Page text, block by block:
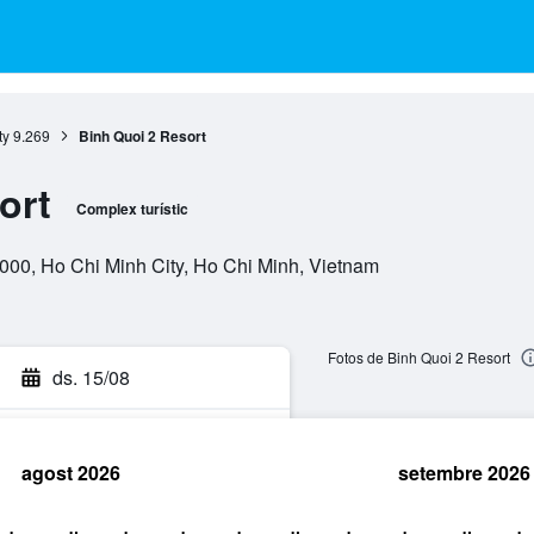
9.269 Binh Quoi 2 Resort
Complex turístic
Ho Chi Minh City, Ho Chi Minh, Vietnam
ds. 15/08
Fotos de Binh Quoi 2 Resort
agost 2026 setembre 2026